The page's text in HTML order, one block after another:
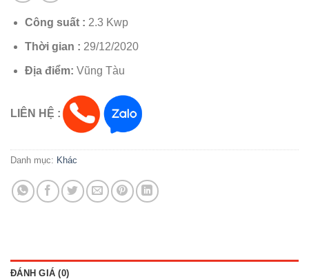
Công suất : 2.3 Kwp
Thời gian : 29/12/2020
Địa điểm: Vũng Tàu
LIÊN HỆ :
Danh mục: Khác
ĐÁNH GIÁ (0)